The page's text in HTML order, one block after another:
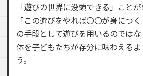
「遊びの世界に没頭できる」ことが
「この遊びをやれば〇〇が身につ
の手段として遊びを用いるのでは
体を子どもたちが存分に味わえる
う。